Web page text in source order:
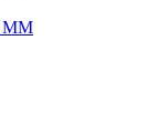
ММ